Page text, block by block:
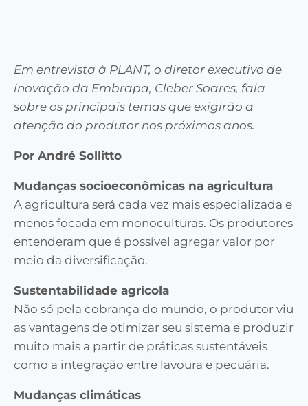
Em entrevista à PLANT, o diretor executivo de
inovação da Embrapa, Cleber Soares, fala
sobre os principais temas que exigirão a
atenção do produtor nos próximos anos.
Por André Sollitto
Mudanças socioeconômicas na agricultura
A agricultura será cada vez mais especializada e
menos focada em monoculturas. Os produtores
entenderam que é possível agregar valor por
meio da diversificação.
Sustentabilidade agrícola
Não só pela cobrança do mundo, o produtor viu
as vantagens de otimizar seu sistema e produzir
muito mais a partir de práticas sustentáveis
como a integração entre lavoura e pecuária.
Mudanças climáticas